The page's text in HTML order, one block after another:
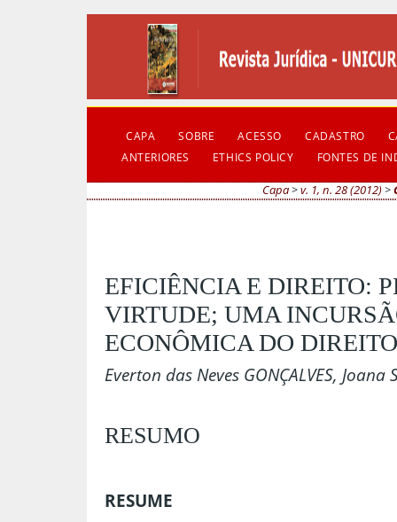
CAPA SOBRE ACESSO CADASTRO
ANTERIORES
ETHICS POLICY FONTES DE
Capa>v. 1, n. 28 (2012)>
EFICIÊNCIA E DIREITO:
VIRTUDE; UMA
ECONÔMICA DO
Everton das Neves GONÇALVES, Joana
RESUMO
RESUME